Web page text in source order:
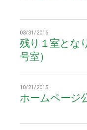
03/31/2016
残り１室とな
号室）
10/21/2015
ホームページ